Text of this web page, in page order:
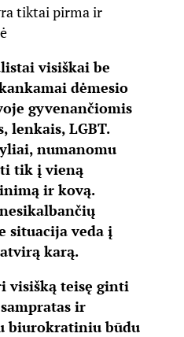
visiškai be
dėmesio
gyvenančiomis
lenkais, LGBT.
numanomu
tik į vieną
ir kovą.
situacija veda į
karą.
visišką teisę ginti
ir
biurokratiniu būdu